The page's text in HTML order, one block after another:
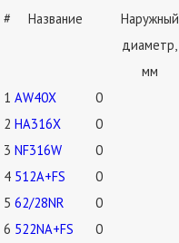
# Название
Наружный
диаметр,
мм
1 AW40X 0
2 HA316X 0
3 NF316W 0
4 512A+FS 0
5 62/28NR 0
6 522NA+FS 0